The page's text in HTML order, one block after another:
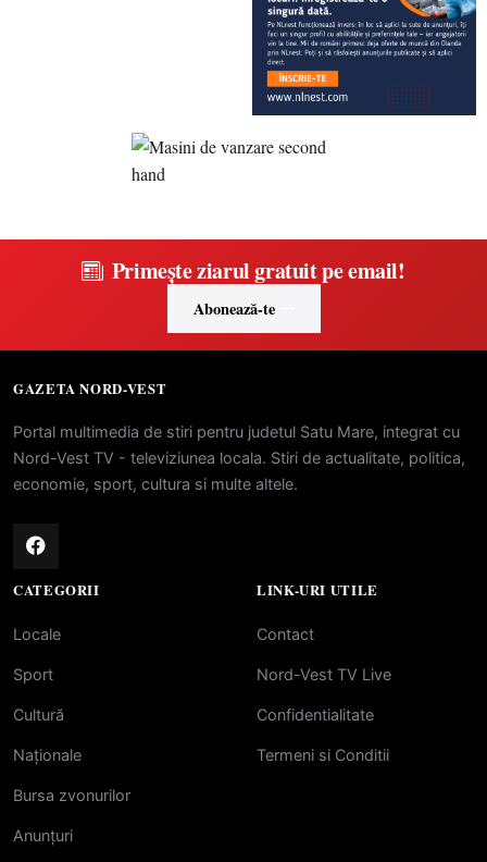
Primește ziarul gratuit pe email!
Abonează-te
GAZETA NORD-VEST
Portal multimedia de stiri pentru judetul Satu Mare, integrat cu
Nord-Vest TV - televiziunea locala. Stiri de actualitate, politica,
economie, sport, cultura si multe altele.
CATEGORII
Locale
Sport
Cultură
Naționale
Bursa zvonurilor
Anunțuri
LINK-URI UTILE
Contact
Nord-Vest TV Live
Confidentialitate
Termeni si Conditii